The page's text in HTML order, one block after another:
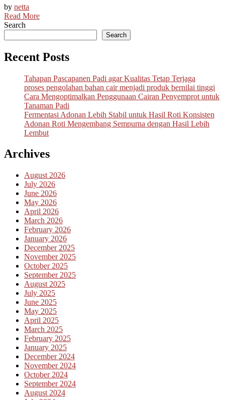
by netta
Read More
Search
Search
Recent Posts
Tahapan Pascapanen Padi agar Kualitas Tetap Terjaga
proses pengolahan bahan cair menjadi produk bernilai tinggi
Cara Mengoptimalkan Penggunaan Cairan Penyemprot untuk
Tanaman Padi
Fermentasi Adonan Lebih Stabil untuk Hasil Roti Konsisten
Adonan Roti Mengembang Sempurna dengan Hasil Lebih
Lembut
Archives
August 2026
July 2026
June 2026
May 2026
April 2026
March 2026
February 2026
January 2026
December 2025
November 2025
October 2025
September 2025
August 2025
July 2025
June 2025
May 2025
April 2025
March 2025
February 2025
January 2025
December 2024
November 2024
October 2024
September 2024
August 2024